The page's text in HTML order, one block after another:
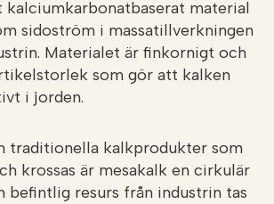
kalciumkarbonatbaserat material
sidoström i massatillverkningen
Materialet är finkornigt och
som gör att kalken
i jorden.
traditionella kalkprodukter som
krossas är mesakalk en cirkulär
befintlig resurs från industrin tas